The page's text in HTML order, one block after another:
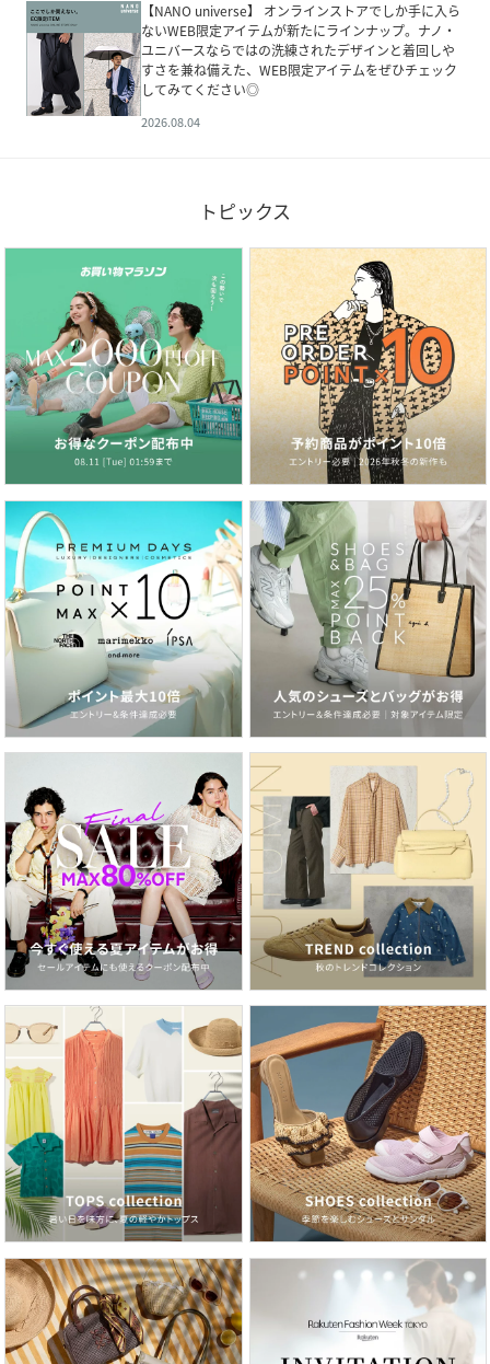
【NANO universe】 オンラインストアでしか手に入ら
ないWEB限定アイテムが新たにラインナップ。ナノ・
ユニバースならではの洗練されたデザインと着回しや
すさを兼ね備えた、WEB限定アイテムをぜひチェック
してみてください◎
2026.08.04
トピックス